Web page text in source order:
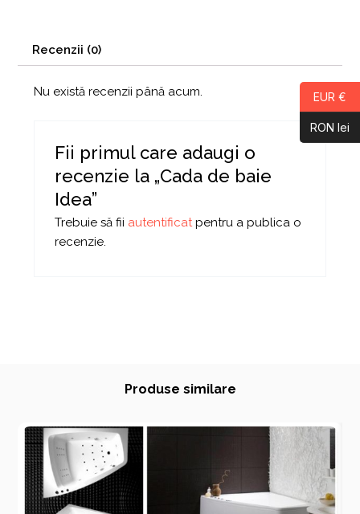
Recenzii (0)
Nu există recenzii până acum.
Fii primul care adaugi o
recenzie la „Cada de baie
Idea”
Trebuie să fii autentificatpentru a publica o
recenzie.
Produse similare
EUR €
RON lei